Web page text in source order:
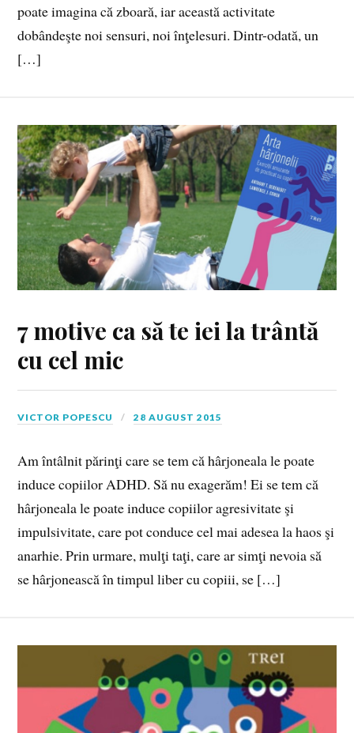
poate imagina că zboară, iar această activitate
dobândeşte noi sensuri, noi înţelesuri. Dintr-odată, un
[…]
7 motive ca să te iei la trântă
cu cel mic
VICTOR POPESCU 28 AUGUST 2015
Am întâlnit părinţi care se tem că hârjoneala le poate
induce copiilor ADHD. Să nu exagerăm! Ei se tem că
hârjoneala le poate induce copiilor agresivitate şi
impulsivitate, care pot conduce cel mai adesea la haos şi
anarhie. Prin urmare, mulţi taţi, care ar simţi nevoia să
se hârjonească în timpul liber cu copiii, se […]